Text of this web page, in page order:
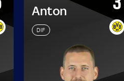
Anton
DIF